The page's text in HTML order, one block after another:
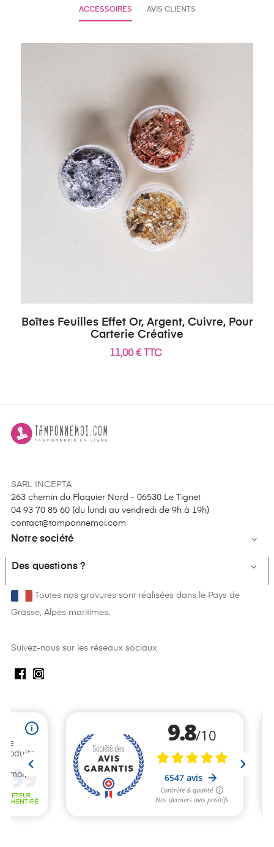
ACCESSOIRES AVIS CLIENTS
Boîtes Feuilles Effet Or, Argent, Cuivre, Pour
Carterie Créative
11,00 € TTC
SARL INCEPTA
263 chemin du Flaquier Nord - 06530 Le Tignet
04 93 70 85 60 (du lundi au vendredi de 9h à 19h)
contact@tamponnemoi.com
Notre société 
Des questions ? 
Toutes nos gravures sont réalisées dans le Pays de
Grasse, Alpes maritimes.
Suivez-nous sur les réseaux sociaux